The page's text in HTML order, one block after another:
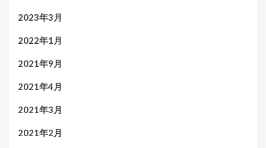
2023年3月
2022年1月
2021年9月
2021年4月
2021年3月
2021年2月